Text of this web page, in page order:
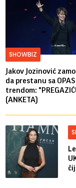
SHOWBIZ
Jakov Jozinović
da prestanu sa
trendom:
(ANKETA)